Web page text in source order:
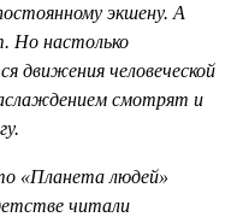
экшену. А
Но настолько
движения человеческой
смотрят и
«Планета людей»
читали